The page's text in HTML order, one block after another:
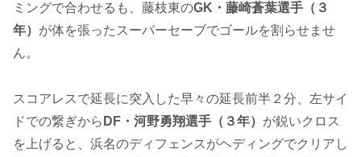
ミングで合わせるも、藤枝東のGK・藤崎蒼葉選手（３
年） が体を張ったスーパーセーブでゴールを割らせませ
ん。
スコアレスで延長に突入した早々の延長前半２分、左サイ
ドでの繋ぎから DF・河野勇翔選手（３年） が鋭いクロス
を上げると、浜名のディフェンスがヘディングでクリアし